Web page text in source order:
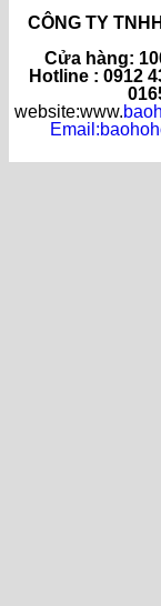
CÔNG TY
Cửa hàng:
Hotline : 0912
website:www.